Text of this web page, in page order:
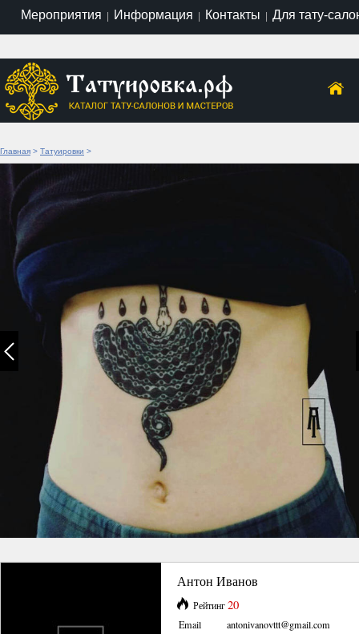
Мероприятия | Информация | Контакты | Для тату-
Главная > Татуировки >
Антон Иванов
Рейтинг20
Email
antonivanovttt@gmail.com